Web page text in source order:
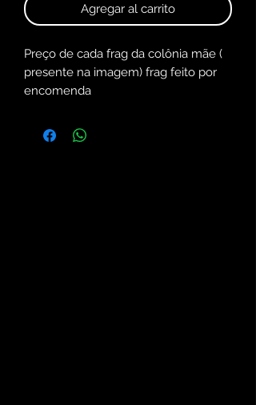
Agregar al carrito
Preço de cada frag da colônia mãe (
presente na imagem) frag feito por
encomenda